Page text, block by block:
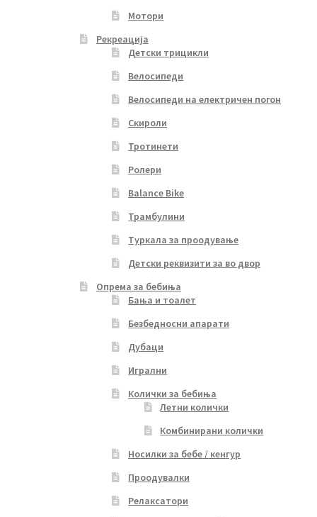
Мотори
Рекреација
Детски трицикли
Велосипеди
Велосипеди на електричен погон
Скироли
Тротинети
Ролери
Balance Bike
Трамбулини
Туркала за проодување
Детски реквизити за во двор
Опрема за бебиња
Бања и тоалет
Безбедносни апарати
Дубаци
Игрални
Колички за бебиња
Летни колички
Комбинирани колички
Носилки за бебе / кенгур
Проодувалки
Релаксатори